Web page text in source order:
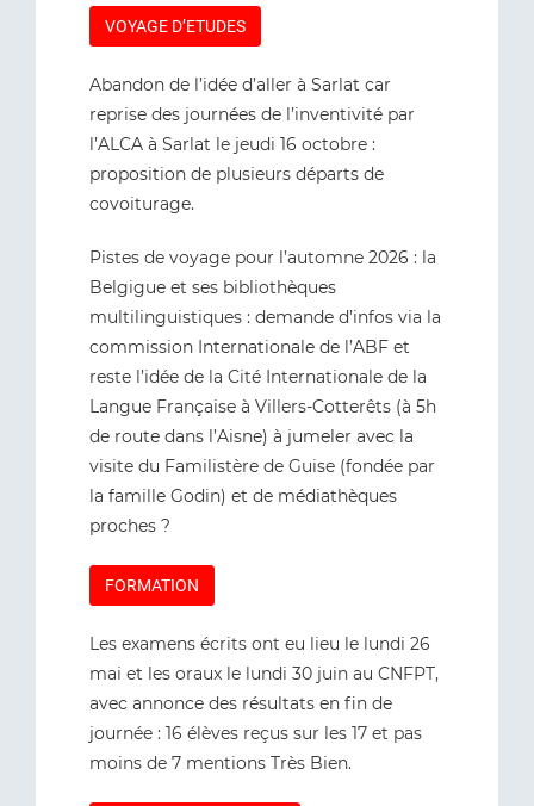
VOYAGE D’ETUDES
Abandon de l’idée d’aller à Sarlat car
reprise des journées de l’inventivité par
l’ALCA à Sarlat le jeudi 16 octobre :
proposition de plusieurs départs de
covoiturage.
Pistes de voyage pour l’automne 2026 : la
Belgigue et ses bibliothèques
multilinguistiques : demande d’infos via la
commission Internationale de l’ABF et
reste l’idée de la Cité Internationale de la
Langue Française à Villers-Cotterêts (à 5h
de route dans l’Aisne) à jumeler avec la
visite du Familistère de Guise (fondée par
la famille Godin) et de médiathèques
proches ?
FORMATION
Les examens écrits ont eu lieu le lundi 26
mai et les oraux le lundi 30 juin au CNFPT,
avec annonce des résultats en fin de
journée : 16 élèves reçus sur les 17 et pas
moins de 7 mentions Très Bien.